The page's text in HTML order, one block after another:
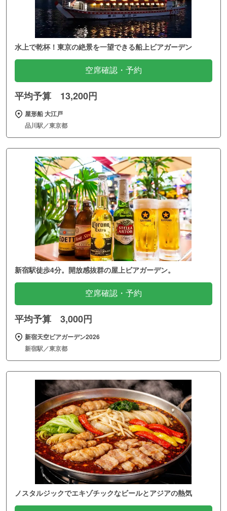
水上で乾杯！東京の絶景を一望できる船上ビアガーデン
空席確認・予約
平均予算 13,200円
屋形船 大江戸
品川駅／東京都
新宿駅徒歩4分。開放感抜群の屋上ビアガーデン。
空席確認・予約
平均予算 3,000円
新宿天空ビアガーデン2026
新宿駅／東京都
ノスタルジックでエキゾチックなビールとアジアの熱気